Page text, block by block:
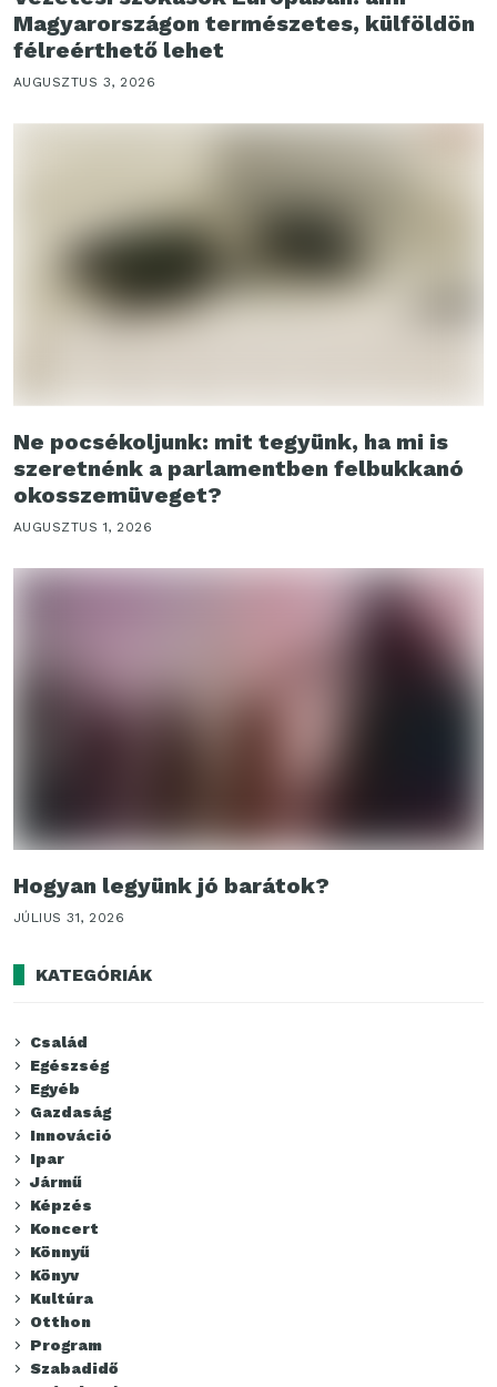
Magyarországon természetes, külföldön
félreérthető lehet
AUGUSZTUS 3, 2026
Ne pocsékoljunk: mit tegyünk, ha mi is
szeretnénk a parlamentben felbukkanó
okosszemüveget?
AUGUSZTUS 1, 2026
Hogyan legyünk jó barátok?
JÚLIUS 31, 2026
KATEGÓRIÁK
Család
Egészség
Egyéb
Gazdaság
Innováció
Ipar
Jármű
Képzés
Koncert
Könnyű
Könyv
Kultúra
Otthon
Program
Szabadidő